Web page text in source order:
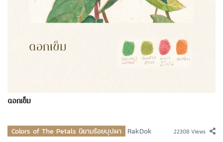
ดอกเข็ม
Colors of The Petals นิยามร้อยบุปผา RakDok 22308 Views